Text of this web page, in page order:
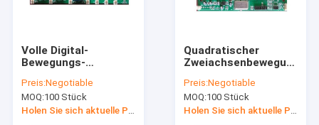
Volle Digital-
Bewegungs-
Spannungs-Regler-
Art CER Zustimmung
Preis:Negotiable
MOQ:100 Stück
Holen Sie sich aktuelle Preis
Quadratischer
Zweiachsenbewegungs-
Schrittmotor-
Kontrolleur des
langlebigen Gutes 2
Preis:Negotiable
MOQ:100 Stück
Holen Sie sich aktuelle Preis